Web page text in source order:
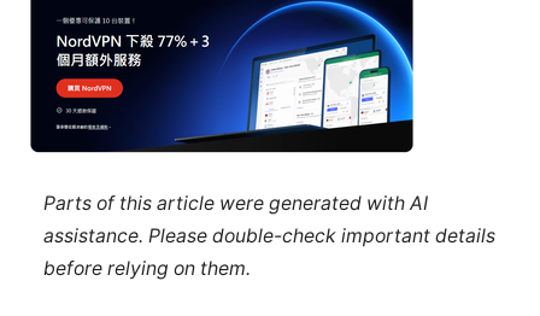
Parts of this article were generated with AI
assistance. Please double-check important details
before relying on them.